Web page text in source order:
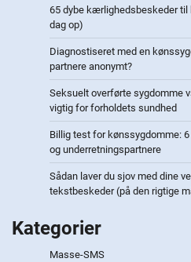
65 dybe kærlighedsbeskeder til
dag op)
Diagnostiseret med en
partnere anonymt?
Seksuelt overførte sygdomme
vigtig for forholdets sundhed
Billig test for kønssygdomme:
og underretningspartnere
Sådan laver du sjov med dine
tekstbeskeder (på den rigtige
Kategorier
Masse-SMS